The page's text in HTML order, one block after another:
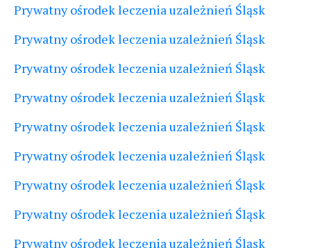
Prywatny ośrodek leczenia uzależnień Śląsk
Prywatny ośrodek leczenia uzależnień Śląsk
Prywatny ośrodek leczenia uzależnień Śląsk
Prywatny ośrodek leczenia uzależnień Śląsk
Prywatny ośrodek leczenia uzależnień Śląsk
Prywatny ośrodek leczenia uzależnień Śląsk
Prywatny ośrodek leczenia uzależnień Śląsk
Prywatny ośrodek leczenia uzależnień Śląsk
Prywatny ośrodek leczenia uzależnień Śląsk